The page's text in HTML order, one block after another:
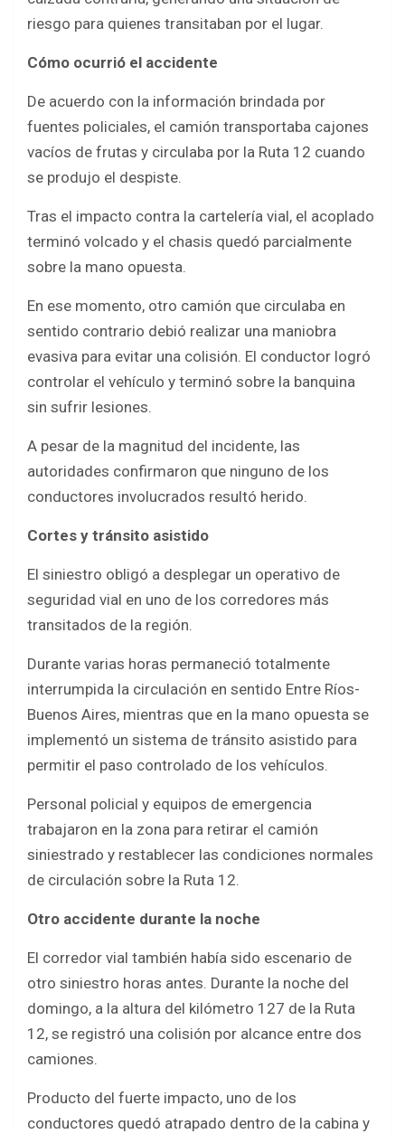
riesgo para quienes transitaban por el lugar.
Cómo ocurrió el accidente
De acuerdo con la información brindada por
fuentes policiales, el camión transportaba cajones
vacíos de frutas y circulaba por la Ruta 12 cuando
se produjo el despiste.
Tras el impacto contra la cartelería vial, el acoplado
terminó volcado y el chasis quedó parcialmente
sobre la mano opuesta.
En ese momento, otro camión que circulaba en
sentido contrario debió realizar una maniobra
evasiva para evitar una colisión. El conductor logró
controlar el vehículo y terminó sobre la banquina
sin sufrir lesiones.
A pesar de la magnitud del incidente, las
autoridades confirmaron que ninguno de los
conductores involucrados resultó herido.
Cortes y tránsito asistido
El siniestro obligó a desplegar un operativo de
seguridad vial en uno de los corredores más
transitados de la región.
Durante varias horas permaneció totalmente
interrumpida la circulación en sentido Entre Ríos-
Buenos Aires, mientras que en la mano opuesta se
implementó un sistema de tránsito asistido para
permitir el paso controlado de los vehículos.
Personal policial y equipos de emergencia
trabajaron en la zona para retirar el camión
siniestrado y restablecer las condiciones normales
de circulación sobre la Ruta 12.
Otro accidente durante la noche
El corredor vial también había sido escenario de
otro siniestro horas antes. Durante la noche del
domingo, a la altura del kilómetro 127 de la Ruta
12, se registró una colisión por alcance entre dos
camiones.
Producto del fuerte impacto, uno de los
conductores quedó atrapado dentro de la cabina y